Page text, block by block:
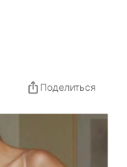
Поделиться